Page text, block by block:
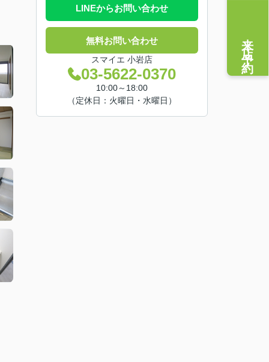
LINEからお問い合わせ
無料お問い合わせ
スマイエ 小岩店
03-5622-0370
10:00～18:00
（定休日：火曜日・水曜日）
来店予約